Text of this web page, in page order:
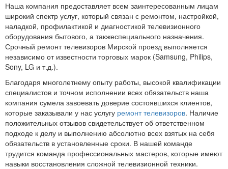
Наша компания предоставляет всем заинтересованным лицам
широкий спектр услуг, который связан с ремонтом, настройкой,
наладкой, профилактикой и диагностикой телевизионного
оборудования бытового, а такжеспециального назначения.
Срочный ремонт телевизоров Мирской проезд выполняется
независимо от известности торговых марок (Samsung, Philips,
Sony, LG и т.д.).
Благодаря многолетнему опыту работы, высокой квалификации
специалистов и точном исполнении всех обязательств наша
компания сумела завоевать доверие состоявшихся клиентов,
которые заказывали у нас услугу ремонт телевизоров. Наличие
положительных отзывов свидетельствует об ответственном
подходе к делу и выполнению абсолютно всех взятых на себя
обязательств в установленные сроки. В нашей команде
трудится команда профессиональных мастеров, которые имеют
навыки восстановления сложной телевизионной техники.